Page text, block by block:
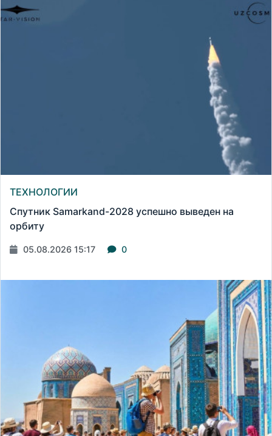
ТЕХНОЛОГИИ
Спутник Samarkand-2028 успешно выведен на
орбиту
05.08.2026 15:17 0